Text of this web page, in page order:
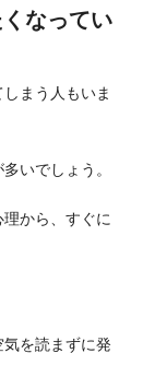
なってい
まう人もいま
多いでしょう。
から、すぐに
を読まずに発